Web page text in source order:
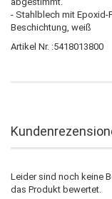
- Stahlblech mit Epoxid-
Beschichtung, weiß
Artikel Nr. :5418013800
Leider sind noch keine
das Produkt bewertet.